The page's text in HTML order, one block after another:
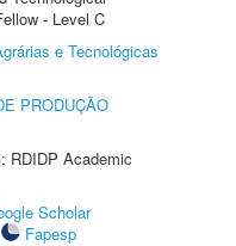
- Level C
e Tecnológicas
PRODUÇÃO
RDIDP Academic
Scholar
Fapesp